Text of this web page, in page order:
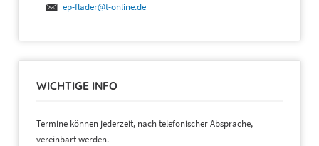
ep-flader@t-online.de
WICHTIGE INFO
Termine können jederzeit, nach telefonischer Absprache,
vereinbart werden.